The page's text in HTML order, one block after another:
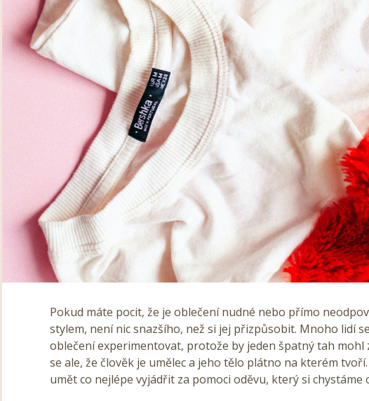
Pokud máte pocit, že je oblečení nudné nebo přímo
stylem, není nic snazšího, než si jej přizpůsobit. Mnoho lidí
oblečení experimentovat, protože by jeden špatný tah mohl
se ale, že člověk je umělec a jeho tělo plátno na kterém
umět co nejlépe vyjádřit za pomoci oděvu, který si chystáme